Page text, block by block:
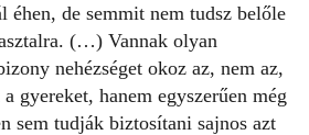
éhen, de semmit nem tudsz belőle
(…) Vannak olyan
nehézséget okoz az, nem az,
gyereket, hanem egyszerűen még
sem tudják biztosítani sajnos azt